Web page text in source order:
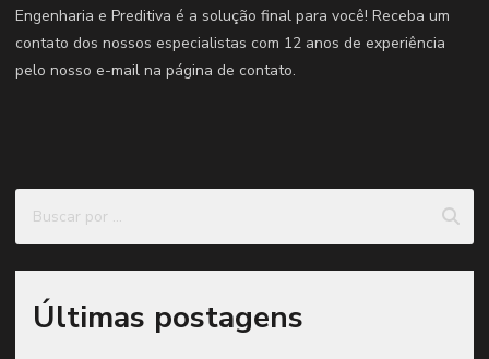
Engenharia e Preditiva é a solução final para você! Receba um
contato dos nossos especialistas com 12 anos de experiência
pelo nosso e-mail na página de contato.
Últimas postagens